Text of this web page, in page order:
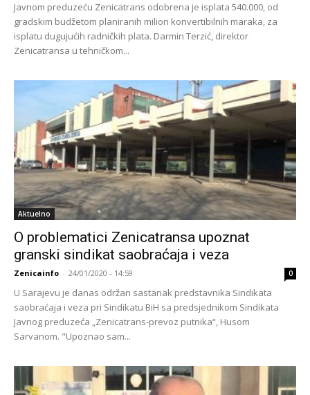
Javnom preduzeću Zenicatrans odobrena je isplata 540.000, od
gradskim budžetom planiranih milion konvertibilnih maraka, za
isplatu dugujućih radničkih plata. Darmin Terzić, direktor
Zenicatransa u tehničkom...
Aktuelno
O problematici Zenicatransa upoznat
granski sindikat saobraćaja i veza
Zenicainfo - 24/01/2020 - 14:59 0
U Sarajevu je danas održan sastanak predstavnika Sindikata
saobraćaja i veza pri Sindikatu BiH sa predsjednikom Sindikata
Javnog preduzeća „Zenicatrans-prevoz putnika“, Husom
Sarvanom. "Upoznao sam...